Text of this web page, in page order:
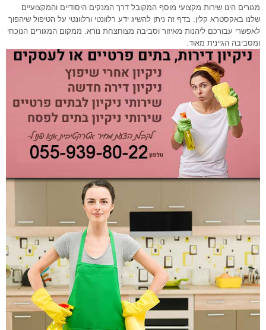
מגורים הינו שירות מקצועי מוסף המקובל דרך המנקים היסודיים והמקצועיים
שלנו באקסטרא קלין. בדף זה ניתן להשיג ידע רלוונטי ורלוונטי על הטיפול שיהפוך
לאפשרי עבורכם ליהנות מאיזור וסביבה מצוחצחת נורא. ממקום המגורים הנוכחי
ומסביבה הגיינית מאוד.